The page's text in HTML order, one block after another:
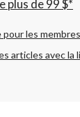
plus de 99 $*
les
articles avec la